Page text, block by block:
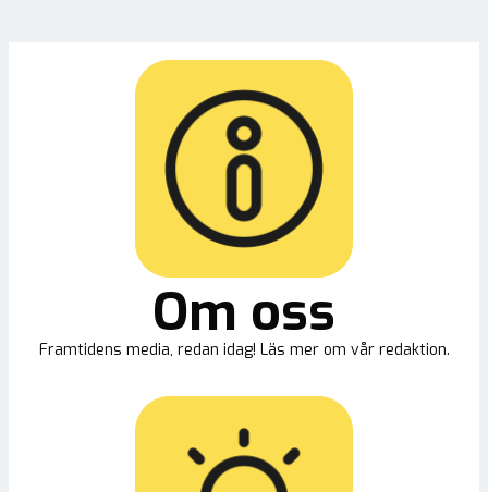
Om oss
Framtidens media, redan idag! Läs mer om vår redaktion.